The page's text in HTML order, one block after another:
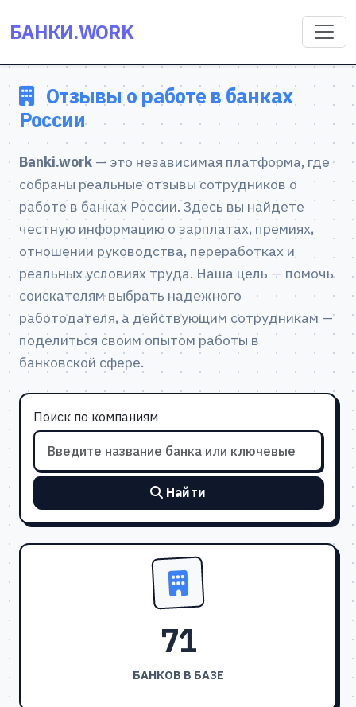
БАНКИ.WORK
Отзывы о работе в банках
России
Banki.work — это независимая платформа, где
собраны реальные отзывы сотрудников о
работе в банках России. Здесь вы найдете
честную информацию о зарплатах, премиях,
отношении руководства, переработках и
реальных условиях труда. Наша цель — помочь
соискателям выбрать надежного
работодателя, а действующим сотрудникам —
поделиться своим опытом работы в
банковской сфере.
Поиск по компаниям
Найти
71
БАНКОВ В БАЗЕ